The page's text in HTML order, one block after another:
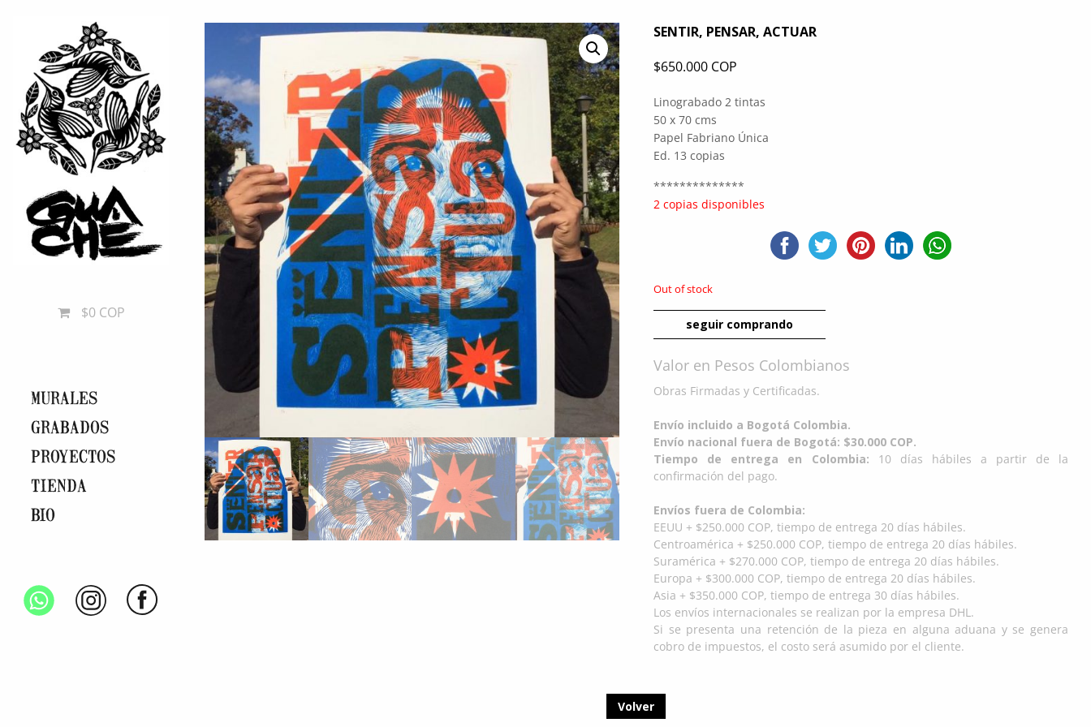
$0 COP
MURALES
GRABADOS
PROYECTOS
TIENDA
BIO
SENTIR, PENSAR, ACTUAR
$650.000 COP
Linograbado 2 tintas
50 x 70 cms
Papel Fabriano Única
Ed. 13 copias
**************
2 copias disponibles
Out of stock
seguir comprando
Valor en Pesos Colombianos
Obras Firmadas y Certificadas.
Envío incluido a Bogotá Colombia.
Envío nacional fuera de Bogotá: $30.000 COP.
Tiempo de entrega en Colombia: 10 días hábiles a partir de la
confirmación del pago.
Envíos fuera de Colombia:
EEUU + $250.000 COP, tiempo de entrega 20 días hábiles.
Centroamérica + $250.000 COP, tiempo de entrega 20 días hábiles.
Suramérica + $270.000 COP, tiempo de entrega 20 días hábiles.
Europa + $300.000 COP, tiempo de entrega 20 días hábiles.
Asia + $350.000 COP, tiempo de entrega 30 días hábiles.
Los envíos internacionales se realizan por la empresa DHL.
Si se presenta una retención de la pieza en alguna aduana y se genera
cobro de impuestos, el costo será asumido por el cliente.
Volver